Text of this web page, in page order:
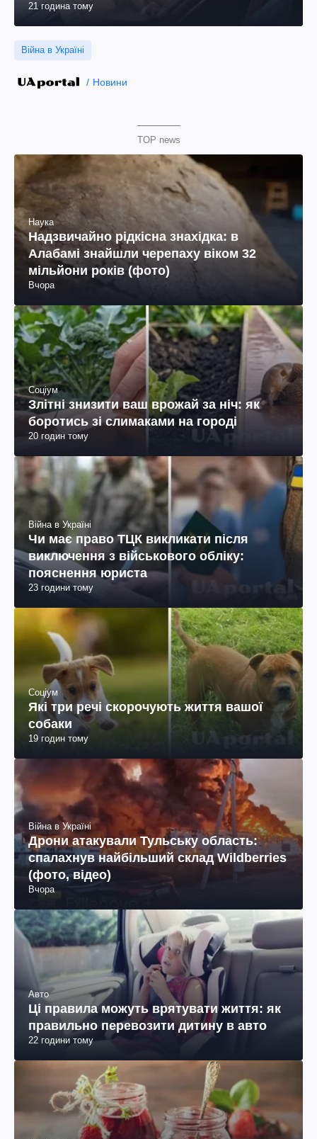
21 година тому
Війна в Україні
Новини
TOP news
Наука
Надзвичайно рідкісна знахідка: в
Алабамі знайшли черепаху віком 32
мільйони років (фото)
Вчора
Соціум
Злітні знизити ваш врожай за ніч: як
боротись зі слимаками на городі
20 годин тому
Війна в Україні
Чи має право ТЦК викликати після
виключення з військового обліку:
пояснення юриста
23 години тому
Соціум
Які три речі скорочують життя вашої
собаки
19 годин тому
Війна в Україні
Дрони атакували Тульську область:
спалахнув найбільший склад Wildberries
(фото, відео)
Вчора
Авто
Ці правила можуть врятувати життя: як
правильно перевозити дитину в авто
22 години тому